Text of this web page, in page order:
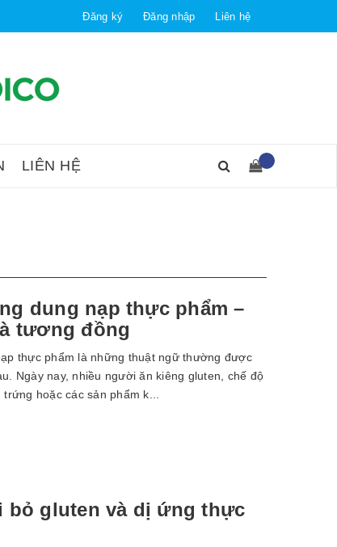
Đăng ký Đăng nhập Liên hệ
LIÊN HỆ
dung nạp thực phẩm –
tương đồng
thực phẩm là những thuật ngữ thường được
Ngày nay, nhiều người ăn kiêng gluten, chế độ
hoặc các sản phẩm k...
bỏ gluten và dị ứng thực